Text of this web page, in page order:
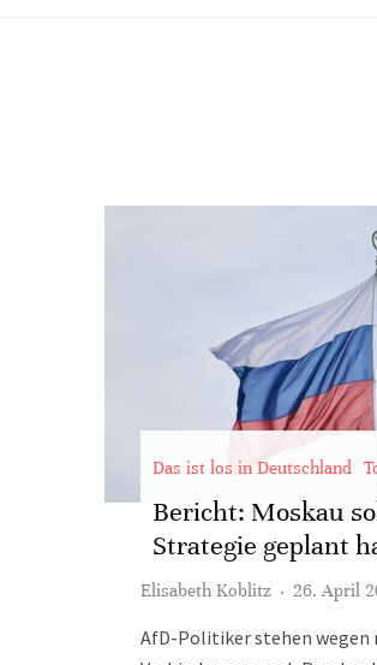
Das ist los in Deutschland
Bericht: Moskau
Strategie geplant
Elisabeth Koblitz · 26. April
AfD-Politiker stehen wegen